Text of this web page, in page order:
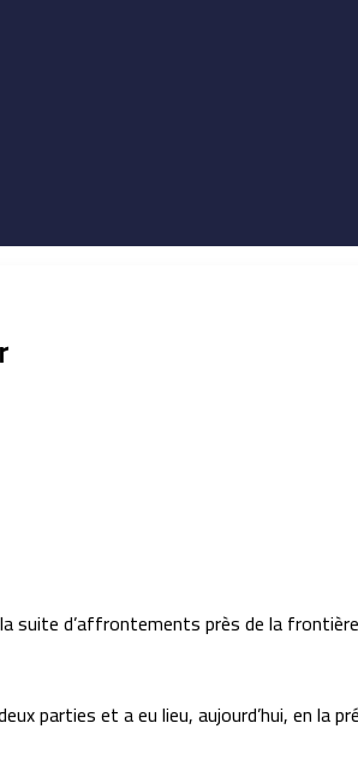
d’affrontements près de la
parties et a eu lieu, aujourd’hui, en la